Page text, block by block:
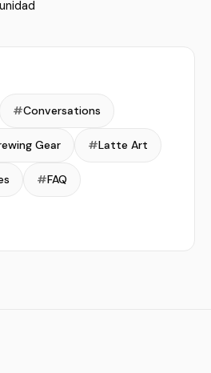
#Conversations
Gear #Latte Art
#FAQ